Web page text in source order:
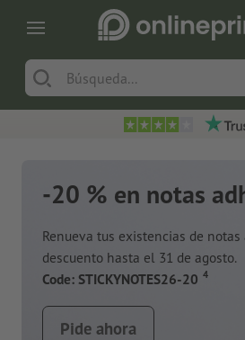
-20 % en notas
Renueva tus existencias de
descuento hasta el 31 de agosto.
Code: STICKYNOTES26-20 4
Pide ahora